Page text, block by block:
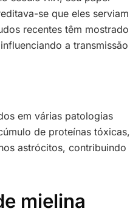
se que eles serviam
recentes têm mostrado
a transmissão
em várias patologias
de proteínas tóxicas,
astrócitos, contribuindo
mielina